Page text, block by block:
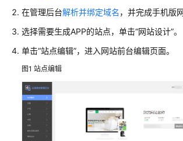
(多
终
自
适
应
版)
用
户
在管理后台解析并绑定域名 ，并完成手机版
选择需要生成APP的站点，单击“网站设计”。
单击“站点编辑”，进入网站前台编辑页面。
图1 站点编辑